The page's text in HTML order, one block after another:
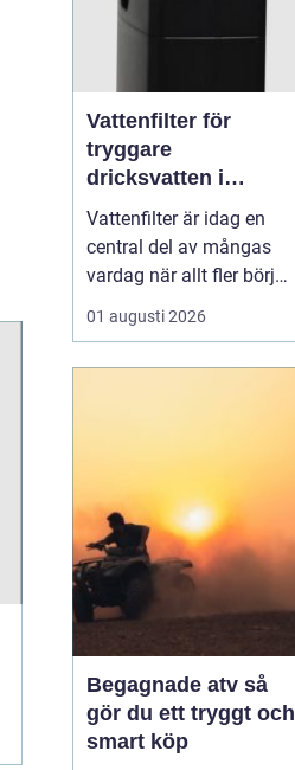
Vattenfilter för
tryggare
dricksvatten i
vardagen
Vattenfilter är idag en
central del av mångas
vardag när allt fler börjar
fundera på kvaliteten på
vattnet som kommer ur
hårt vat...
01 augusti 2026
Begagnade atv så
gör du ett tryggt och
smart köp